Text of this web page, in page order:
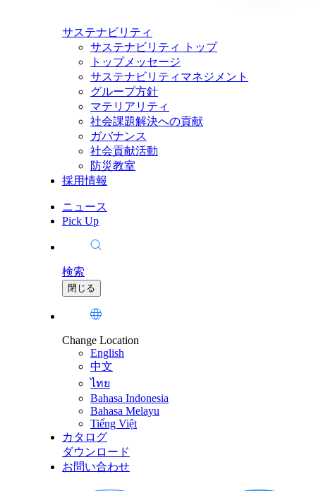
サステナビリティ
サステナビリティ トップ
トップメッセージ
サステナビリティマネジメント
グループ方針
マテリアリティ
社会課題解決への貢献
ガバナンス
社会貢献活動
防災教室
採用情報
ニュース
Pick Up
検索
閉じる
Change Location
English
中文
ไทย
Bahasa Indonesia
Bahasa Melayu
Tiếng Việt
カタログ
ダウンロード
お問い合わせ